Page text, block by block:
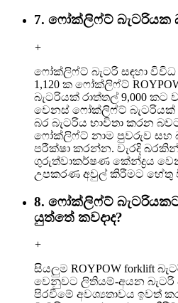
7. ෆෝක්ලිෆ්ට් බැටරියක
+
ෆෝක්ලිෆ්ට් බැටරි සඳහා විවිධ
1,120 ක ෆෝක්ලිෆ්ට්
බැටරියක් රාත්තල් 9,000
වෙනස් ෆෝක්ලිෆ්ට් බැටරියක්
බර බැටරිය භාවිතා කරන
ෆෝක්ලිෆ්ට් නාම පුවරුව සහ
පරීක්ෂා කරන්න. වැරදි
ගුරුත්වාකර්ෂණ කේන්ද්‍රය
උපකරණ අවුල් කිරීමට හේතු
8. ෆෝක්ලිෆ්ට්
යුත්තේ කවදාද?
+
සියලුම ROYPOW forklift
වෙනුවට ලිතියම්-අයන
පිරවීමේ අවශ්‍යතාවය ඉවත්